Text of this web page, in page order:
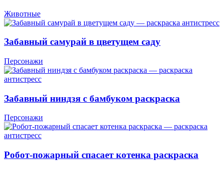
Животные
Забавный самурай в цветущем саду
Персонажи
Забавный ниндзя с бамбуком раскраска
Персонажи
Робот-пожарный спасает котенка раскраска